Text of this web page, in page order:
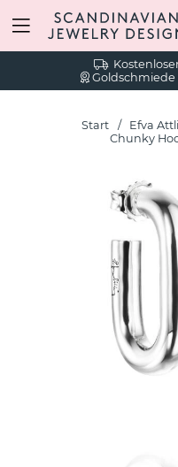
Goldschmiede
Start
Efva
Chunky